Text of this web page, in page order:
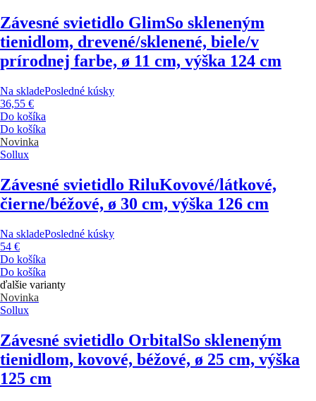
Závesné svietidlo GlimSo skleneným
tienidlom, drevené/sklenené, biele/v
prírodnej farbe, ø 11 cm, výška 124 cm
Na skladePosledné kúsky
36,55 €
Do košíka
Do košíka
Novinka
Sollux
Závesné svietidlo RiluKovové/látkové,
čierne/béžové, ø 30 cm, výška 126 cm
Na skladePosledné kúsky
54 €
Do košíka
Do košíka
ďalšie varianty
Novinka
Sollux
Závesné svietidlo OrbitalSo skleneným
tienidlom, kovové, béžové, ø 25 cm, výška
125 cm